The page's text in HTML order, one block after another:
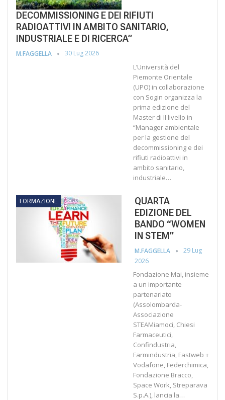
DECOMMISSIONING E DEI RIFIUTI
RADIOATTIVI IN AMBITO SANITARIO,
INDUSTRIALE E DI RICERCA”
M.FAGGELLA 30 Lug 2026
L’Università del
Piemonte Orientale
(UPO) in collaborazione
con Sogin organizza la
prima edizione del
Master di II livello in
“Manager ambientale
per la gestione del
decommissioning e dei
rifiuti radioattivi in
ambito sanitario,
industriale…
FORMAZIONE
QUARTA
EDIZIONE DEL
BANDO “WOMEN
IN STEM”
M.FAGGELLA
29 Lug
2026
Fondazione Mai, insieme
a un importante
partenariato
(Assolombarda-
Associazione
STEAMiamoci, Chiesi
Farmaceutici,
Confindustria,
Farmindustria, Fastweb +
Vodafone, Federchimica,
Fondazione Bracco,
Space Work, Streparava
S.p.A.), lancia la…